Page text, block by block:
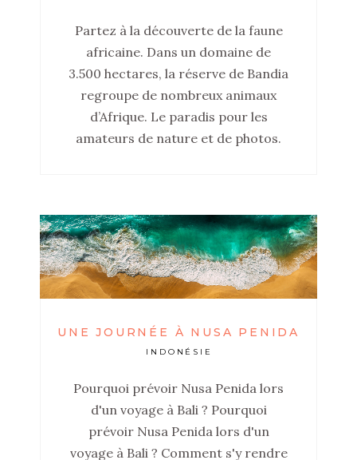
Partez à la découverte de la faune
africaine. Dans un domaine de
3.500 hectares, la réserve de Bandia
regroupe de nombreux animaux
d’Afrique. Le paradis pour les
amateurs de nature et de photos.
UNE JOURNÉE À NUSA PENIDA
INDONÉSIE
Pourquoi prévoir Nusa Penida lors
d'un voyage à Bali ? Pourquoi
prévoir Nusa Penida lors d'un
voyage à Bali ? Comment s'y rendre